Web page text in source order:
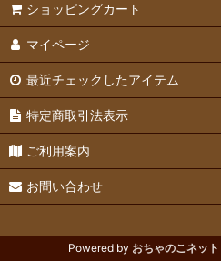
ショッピングカート
マイページ
最近チェックしたアイテム
特定商取引法表示
ご利用案内
お問い合わせ
Powered by おちゃのこネット